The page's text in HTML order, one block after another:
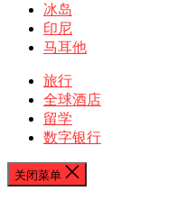
冰岛
印尼
马耳他
旅行
全球酒店
留学
数字银行
关闭菜单